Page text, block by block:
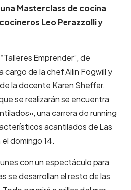
Masterclass de cocina
Leo Perazzolli y
Emprender”, de
cargo de la chef Ailin Fogwill y
la docente Karen Sheffer.
se realizarán se encuentra
una carrera de running
acantilados de Las
domingo 14.
con un espectáculo para
se desarrollan el resto de las